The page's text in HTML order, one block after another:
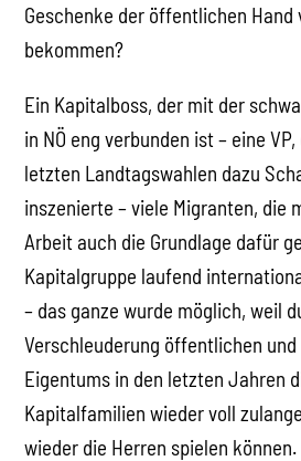
Geschenke der öffentlichen Hand
bekommen?
Ein Kapitalboss, der mit der
in NÖ eng verbunden ist – eine
letzten Landtagswahlen dazu
inszenierte – viele Migranten, die
Arbeit auch die Grundlage dafür
Kapitalgruppe laufend
– das ganze wurde möglich, weil
Verschleuderung öffentlichen
Eigentums in den letzten Jahren
Kapitalfamilien wieder voll
wieder die Herren spielen können.